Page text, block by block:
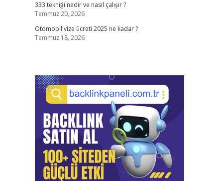
333 tekniği nedir ve nasıl çalışır ?
Temmuz 20, 2026
Otomobil vize ücreti 2025 ne kadar ?
Temmuz 18, 2026